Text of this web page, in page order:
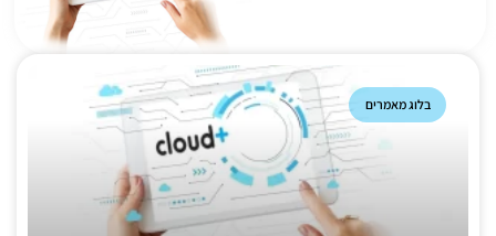
בלוג מאמרים